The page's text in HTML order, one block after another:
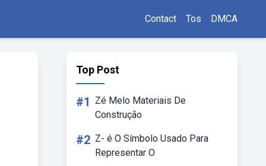
Contact Tos DMCA
Top Post
#1
Zé Melo Materiais De
Construção
#2 Z- é O Símbolo Usado Para
Representar O